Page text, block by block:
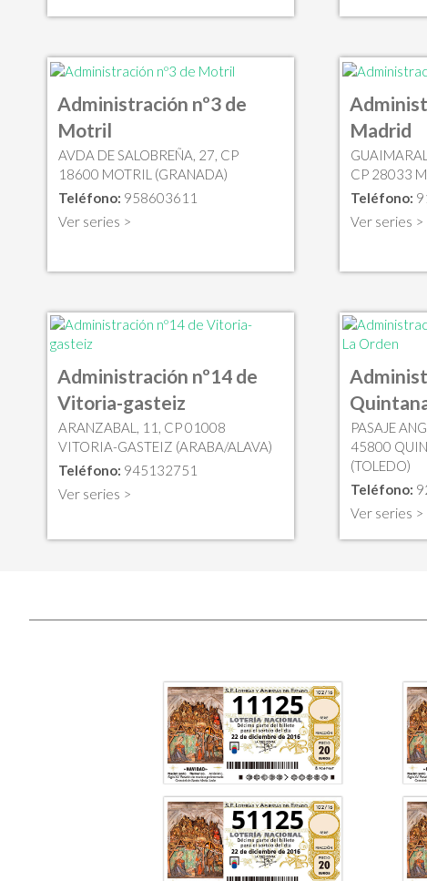
Administración nº3 de
Motril
AVDA DE SALOBREÑA, 27, CP
18600 MOTRIL (GRANADA)
Teléfono: 958603611
Ver series >
Madrid
CP 28033
Teléfono:
Ver series >
Administración nº14 de
Vitoria-gasteiz
ARANZABAL, 11, CP 01008
VITORIA-GASTEIZ (ARABA/ALAVA)
Teléfono: 945132751
Ver series >
PASAJE
45800
(TOLEDO)
Teléfono:
Ver series >
11125
51125